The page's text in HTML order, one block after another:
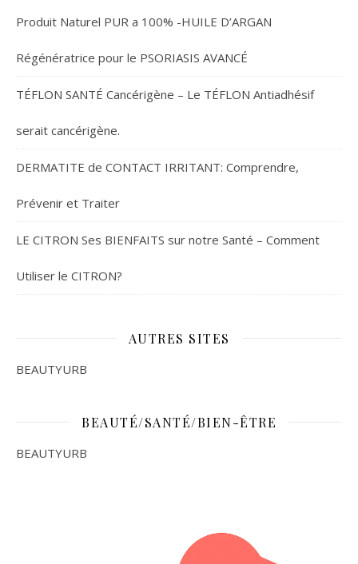
Produit Naturel PUR a 100% -HUILE D’ARGAN
Régénératrice pour le PSORIASIS AVANCÉ
TÉFLON SANTÉ Cancérigène – Le TÉFLON Antiadhésif
serait cancérigène.
DERMATITE de CONTACT IRRITANT: Comprendre,
Prévenir et Traiter
LE CITRON Ses BIENFAITS sur notre Santé – Comment
Utiliser le CITRON?
AUTRES SITES
BEAUTYURB
BEAUTÉ/SANTÉ/BIEN-ÊTRE
BEAUTYURB